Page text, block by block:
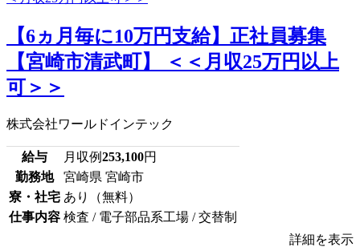
【6ヵ月毎に10万円支給】正社員募集
【宮崎市清武町】 ＜＜月収25万円以上
可＞＞
株式会社ワールドインテック
給与 月収例253,100円
勤務地
宮崎県 宮崎市
寮・社宅 あり（無料）
仕事内容 検査 / 電子部品系工場 / 交替制
詳細を表示